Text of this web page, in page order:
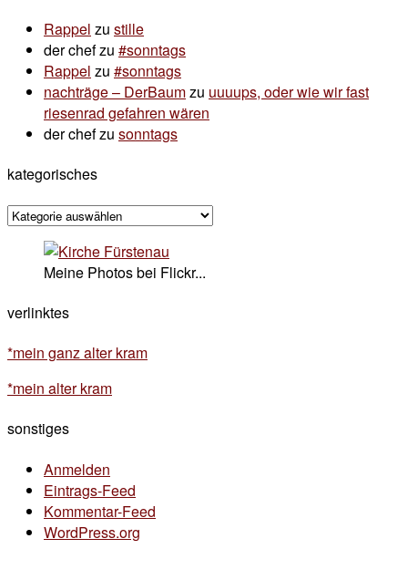
Rappel zu stille
der chefzu #sonntags
Rappel zu #sonntags
nachträge – DerBaumzu uuuups, oder wie wir fast
riesenrad gefahren wären
der chefzu sonntags
kategorisches
kategorisches
Meine Photos bei Flickr...
verlinktes
*mein ganz alter kram
*mein alter kram
sonstiges
Anmelden
Eintrags-Feed
Kommentar-Feed
WordPress.org